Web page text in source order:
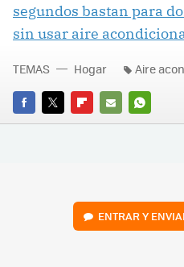
segundos bastan para
sin usar aire
FACEBOOK
TWITTERFLIPBOARD
E-
TEMAS Hogar Aire
ENTRAR Y